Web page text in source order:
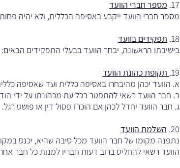
17. מספר חברי הוועד
מספר חברי הוועד ייקבע באסיפה הכללית, ולא יהיה פחות
18. תפקידים בוועד
בישיבתו הראשונה, יבחר הוועד בבעלי התפקידים הבאים:
19. תקופת כהונת הוועד
א. הוועד יכהן מהיבחרו באסיפה כללית ועד שאסיפה
ב. חבר הוועד רשאי להתפטר בכל עת מכהונתו על ידי
ג. חבר הוועד יחדל לכהן אם הוכרז פסול דין או פושט רגל.
20. השלמת הוועד
נתפנה מקומו של חבר הוועד מכל סיבה שהיא, יכנס
הוועד רשאי להחליט ברוב דעות חבריו למנות כל חבר